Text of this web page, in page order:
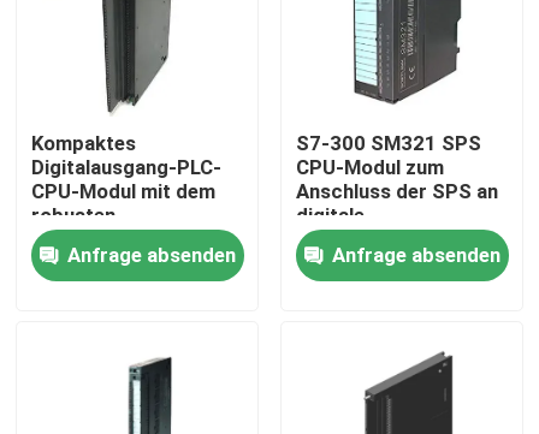
Haus
Kompaktes
Digitalausgang-PLC-
CPU-Modul mit dem
robusten
Plastikgehäuse enthält
Anfrage absenden
S7-300 SM321 SPS
CPU-Modul zum
Anschluss der SPS an
digitale
Prozesssignale
Anfrage absenden